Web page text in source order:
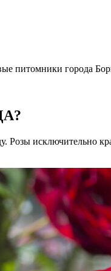
питомники города
Розы исключительно